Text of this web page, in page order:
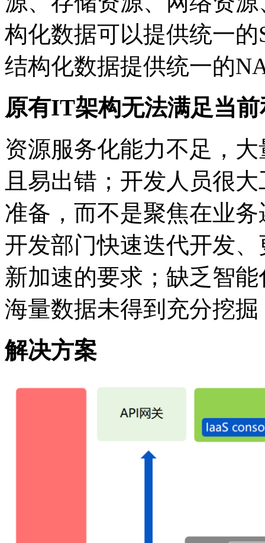
构化数据可以提供统一的SAN
结构化数据提供统一的
原有IT架构无法满足当
资源服务化能力不足，
且易出错；开发人员很
准备，而不是聚焦在业
开发部门快速迭代开发、更新
新加速的要求；缺乏智能化分
海量数据未得到充分挖掘
解决方案